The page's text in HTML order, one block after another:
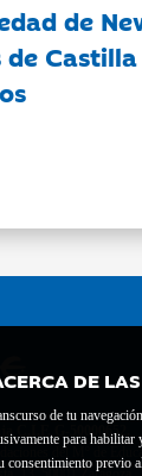
DE
de tu
para
previo
de
C.I.F. G-50000652.
del Mº de